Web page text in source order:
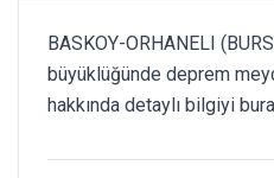
BASKOY-ORHANELI
büyüklüğünde deprem
hakkında detaylı bilgiyi